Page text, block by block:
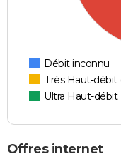
Débit inconnu
Très Haut-débit
Ultra Haut-débit
Offres internet